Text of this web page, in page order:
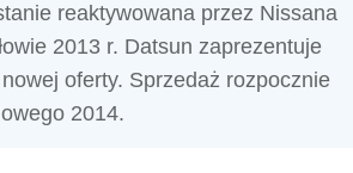
reaktywowana przez Nissana
2013 r. Datsun zaprezentuje
oferty. Sprzedaż rozpocznie
2014.